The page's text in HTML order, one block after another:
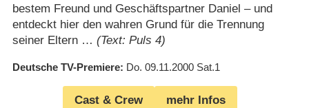
bestem Freund und Geschäftspartner Daniel – und
entdeckt hier den wahren Grund für die Trennung
seiner Eltern … (Text: Puls 4)
Deutsche TV-Premiere Do. 09.11.2000 Sat.1
Cast & Crew mehr Infos